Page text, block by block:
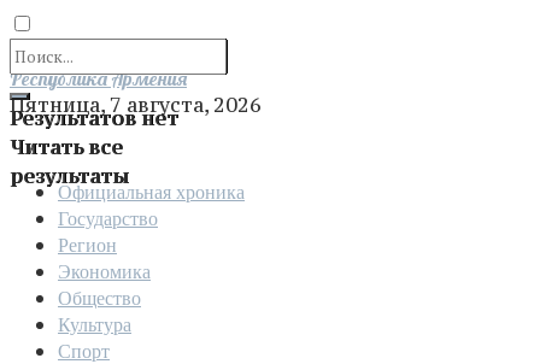
Результатов нет
Читать все
результаты
Отправить
Республика Армения
Пятница, 7 августа, 2026
Официальная хроника
Государство
Регион
Экономика
Общество
Культура
Спорт